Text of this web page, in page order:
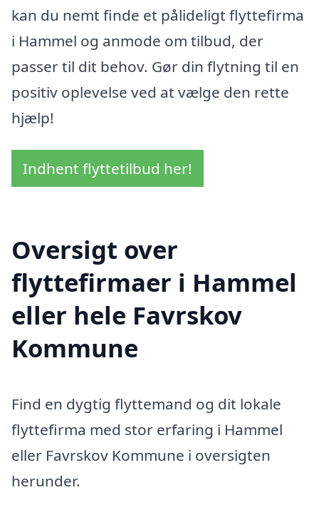
kan du nemt finde et pålideligt flyttefirma
i Hammel og anmode om tilbud, der
passer til dit behov. Gør din flytning til en
positiv oplevelse ved at vælge den rette
hjælp!
Indhent flyttetilbud her!
Oversigt over
flyttefirmaer i Hammel
eller hele Favrskov
Kommune
Find en dygtig flyttemand og dit lokale
flyttefirma med stor erfaring i Hammel
eller Favrskov Kommune i oversigten
herunder.